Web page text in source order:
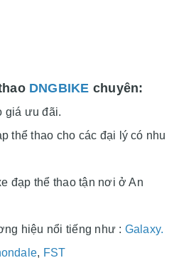
DNGBIKE chuyên:
giá ưu đãi.
thể thao cho các đại lý có nhu
đạp thể thao tận nơi ở An
hiệu nổi tiếng như : Galaxy.
, FST